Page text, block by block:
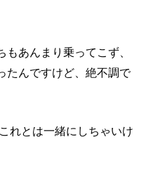
あんまり乗ってこず、
たんですけど、絶不調で
れとは一緒にしちゃいけ